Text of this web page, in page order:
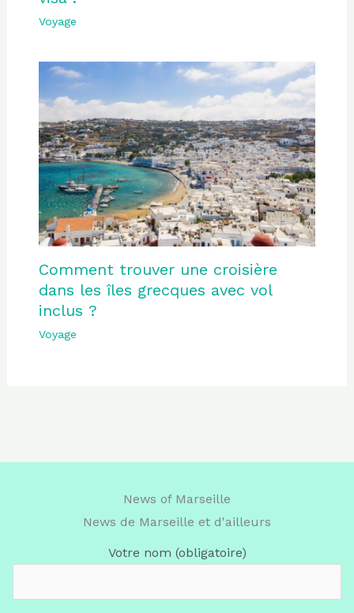
Voyage
Comment trouver une croisière
dans les îles grecques avec vol
inclus ?
Voyage
News of Marseille
News de Marseille et d'ailleurs
Votre nom (obligatoire)